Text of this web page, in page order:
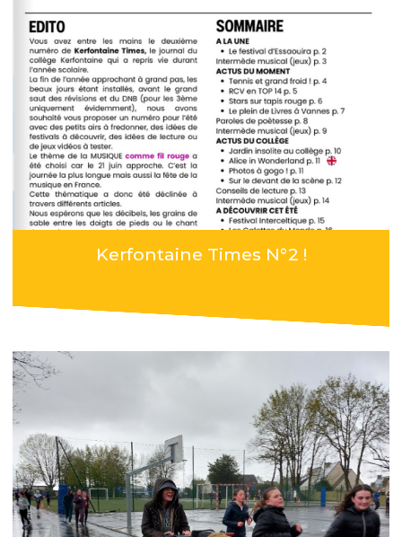
Kerfontaine Times N°2 !